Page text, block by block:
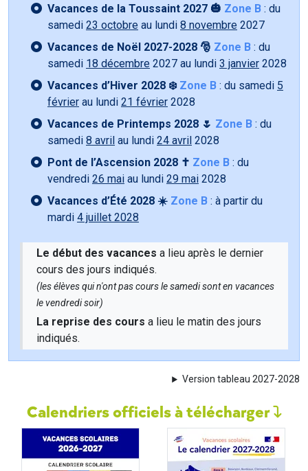
Vacances de la Toussaint 2027 🎃 Zone B : du
samedi 23 octobre au lundi 8 novembre 2027
Vacances de Noël 2027-2028 🎅 Zone B : du
samedi 18 décembre 2027 au lundi 3 janvier 2028
Vacances d’Hiver 2028 ❄️ Zone B : du samedi 5
février au lundi 21 février 2028
Vacances de Printemps 2028 🌷 Zone B : du
samedi 8 avril au lundi 24 avril 2028
Pont de l’Ascension 2028 ✝️ Zone B : du
vendredi 26 mai au lundi 29 mai 2028
Vacances d’Été 2028 ☀️ Zone B : à partir du
mardi 4 juillet 2028
Le début des vacances a lieu après le dernier
cours des jours indiqués.
(les élèves qui n'ont pas cours le samedi sont en vacances
le vendredi soir)
La reprise des cours a lieu le matin des jours
indiqués.
Version tableau 2027-2028
Calendriers officiels à télécharger